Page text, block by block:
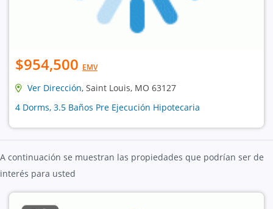
$954,500 EMV
Ver Dirección, Saint Louis, MO 63127
4 Dorms, 3.5 Baños Pre Ejecución Hipotecaria
A continuación se muestran las propiedades que podrían ser de
interés para usted